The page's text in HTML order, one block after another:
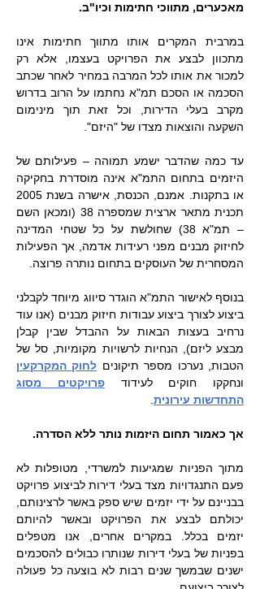
מאכערים, מתווכי חתימות וכיו"ב.
במרבית המקרים אותו מתווך חתימות אינו
מתכוון לבצע את הפרויקט בעצמו, אלא רק
למכור את אותו לכל המרבה במחיר לאחר שכתב
הסכמה או הסכם תמ"א נחתמו על הרוב בדרוש
מקרב בעלי הדירות, וכל זאת תוך מינימום
השקעה והוצאות מצדו של "היזם".
עד כמה שהדבר ישמע תמוהה – פעילותם של
היזמים בתחום התמ"א אינה מוסדרת בחקיקה
או בתקנות. אמנם, הכנסת, אישרה בשנת 2005
תכנית מתאר ארצית שמספרה 38 (ומכאן השם
– תמ"א 38) שחולשת על כל שטחי המדינה
לחיזוק מבנים מפני רעידות אדמה, אך הפעילות
המסחרית של העוסקים בתחום נותרה פרוצה.
בנוסף לאישור התמ"א הוגדר סיווג מיוחד לקבלני
ביצוע לצורך ביצוע עבודות חיזוק מבנים (אנו עוד
נרחיב בעצות הבאות על ההבדל שבין קבלן
מבצע ליזם), הנחיות לרשויות מקומיות, סל של
הטבות, נערכו מספר תיקונים לחוק המקרקעין
ונחקקו חוקים לעידודפרויקטים מסוג
התחדשות עירונית
אך כאמור תחום היזמות נותר ללא הסדרה.
מתוך הפניות שמגיעות למשרדי, מטופלות לא
פעם התנגדויות מצד בעלי דירות לביצוע פרויקט
בבניינם על ידי יזמים שיש ספק באשר לרצינותם,
יכולתם לבצע את הפרויקט ובאשר להיותם
יזמים בכלל. במקרים אחרים, אנו מטפלים
בפניות של בעלי דירות שנותרו כבולים להסכמים
ישנים שבמשך שנים רבות לא בוצעה כל פעולה